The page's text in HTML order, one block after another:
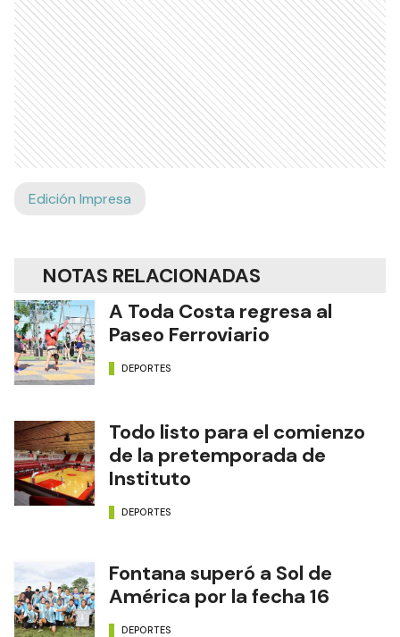
Edición Impresa
NOTAS RELACIONADAS
A Toda Costa regresa al
Paseo Ferroviario
DEPORTES
Todo listo para el comienzo
de la pretemporada de
Instituto
DEPORTES
Fontana superó a Sol de
América por la fecha 16
DEPORTES